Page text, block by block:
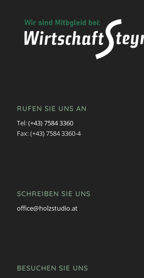
RUFEN SIE UNS AN
Tel:(+43) 7584 3360
Fax: (+43) 7584 3360-4
SCHREIBEN SIE UNS
office@holzstudio.at
BESUCHEN SIE UNS